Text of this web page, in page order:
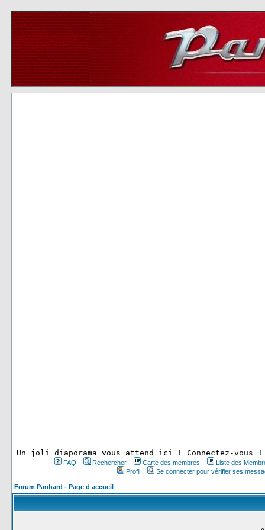
Un joli diaporama vous attend ici ! Connectez-vous !
FAQ Rechercher Carte des membres
Liste des
Profil
Se connecter pour vérifier ses
Forum Panhard - Page d accueil